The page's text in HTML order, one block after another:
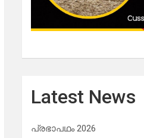
Latest News
പ്രഭാപഥം 2026